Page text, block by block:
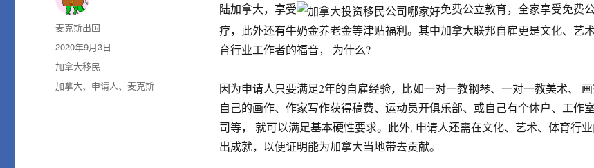
陆加拿大，享受
免费公立教育，全家享受免费
疗，此外还有牛奶金养老金等津贴福利。其中加拿大联邦自雇更是文化、艺
育行业工作者的福音， 为什么?
因为申请人只要满足2年的自雇经验，比如一对一教钢琴、一对一教美术、
自己的画作、作家写作获得稿费、运动员开俱乐部、或自己有个体户、工作
司等， 就可以满足基本硬性要求。此外, 申请人还需在文化、艺术、体育行
出成就，以便证明能为加拿大当地带去贡献。
作
者
麦克斯出国
发
布
于
2020年9月3日
分
类
加拿大移民
标
加拿大、 申请人、麦克斯